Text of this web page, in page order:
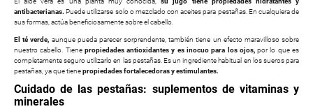
antibacterianas. Puede utilizarse solo o mezclado con aceites para pestañas. En cualquiera de
sus formas, actúa beneficiosamente sobre el cabello.
El té verde, aunque pueda parecer sorprendente, también tiene un efecto maravilloso sobre
nuestro cabello. Tiene propiedades antioxidantes y es inocuo para los ojos,por lo que es
completamente seguro utilizarlo en las pestañas. Es un ingrediente habitual en los sueros para
pestañas, ya que tienepropiedades fortalecedoras y estimulantes.
Cuidado de las pestañas: suplementos de vitaminas y
minerales